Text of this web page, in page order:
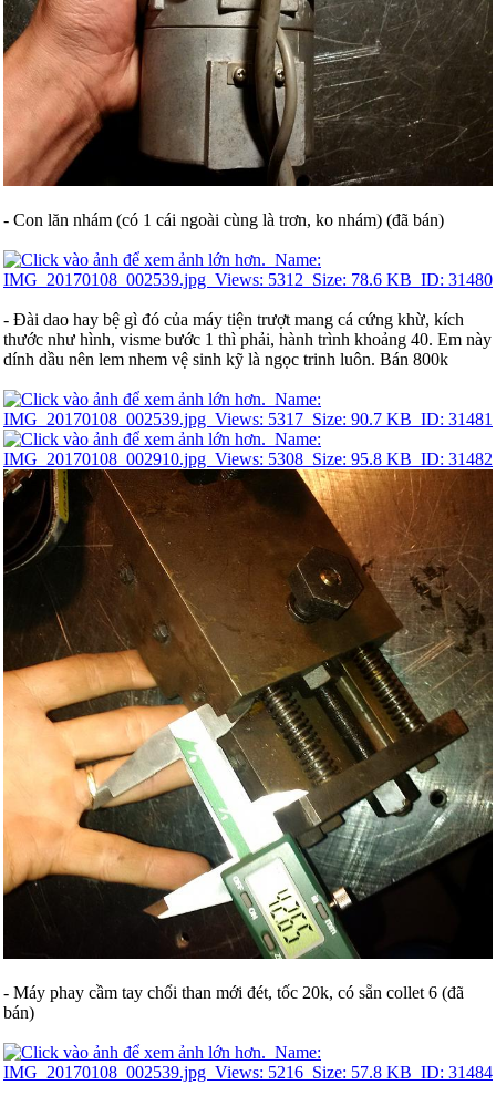
- Con lăn nhám (có 1 cái ngoài cùng là trơn, ko nhám) (đã bán)
- Đài dao hay bệ gì đó của máy tiện trượt mang cá cứng khừ, kích
thước như hình, visme bước 1 thì phải, hành trình khoảng 40. Em này
dính dầu nên lem nhem vệ sinh kỹ là ngọc trinh luôn. Bán 800k
- Máy phay cầm tay chổi than mới đét, tốc 20k, có sẵn collet 6 (đã
bán)